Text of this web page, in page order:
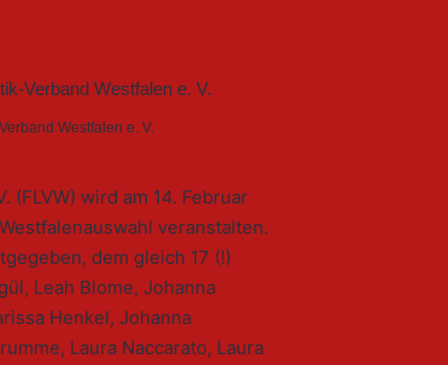
Westfalen e. V.
(FLVW) wird am 14. Februar
veranstalten.
dem gleich 17 (!)
Leah Blome, Johanna
Henkel, Johanna
Laura Naccarato, Laura